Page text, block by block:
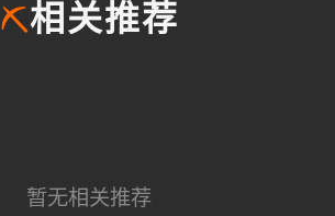
⛏️相关推荐
暂无相关推荐